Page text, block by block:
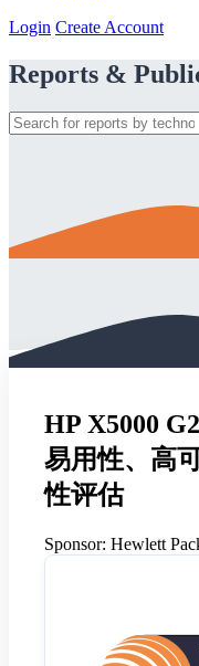
Login Create Account
Reports &
HP X5000
易用性、高
性评估
Sponsor: Hewlett